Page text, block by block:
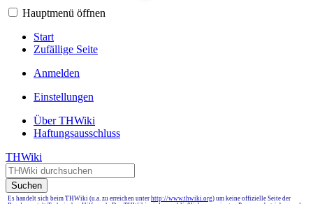
Hauptmenü öffnen
Start
Zufällige Seite
Anmelden
Einstellungen
Über THWiki
Haftungsausschluss
THWiki
Suchen
Es handelt sich beim THWiki (u.a. zu erreichen unter http://www.thwiki.org) um keine offizielle Seite der